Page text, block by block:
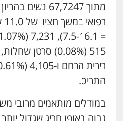
מתוך 67,7247
התריס.